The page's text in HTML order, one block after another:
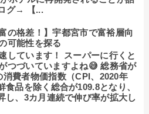
グ→ 【...
の格差！】宇都宮市で富裕層向
可能性を探る
しています！ スーパーに行くと
つづいていますよね😅 総務省が
消費者物価指数（CPI、2020年
品を除く総合が109.8となり、
し、3カ月連続で伸び率が拡大し